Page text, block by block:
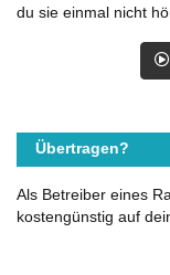
du sie einmal nicht
Übertragen?
Als Betreiber eines
kostengünstig auf